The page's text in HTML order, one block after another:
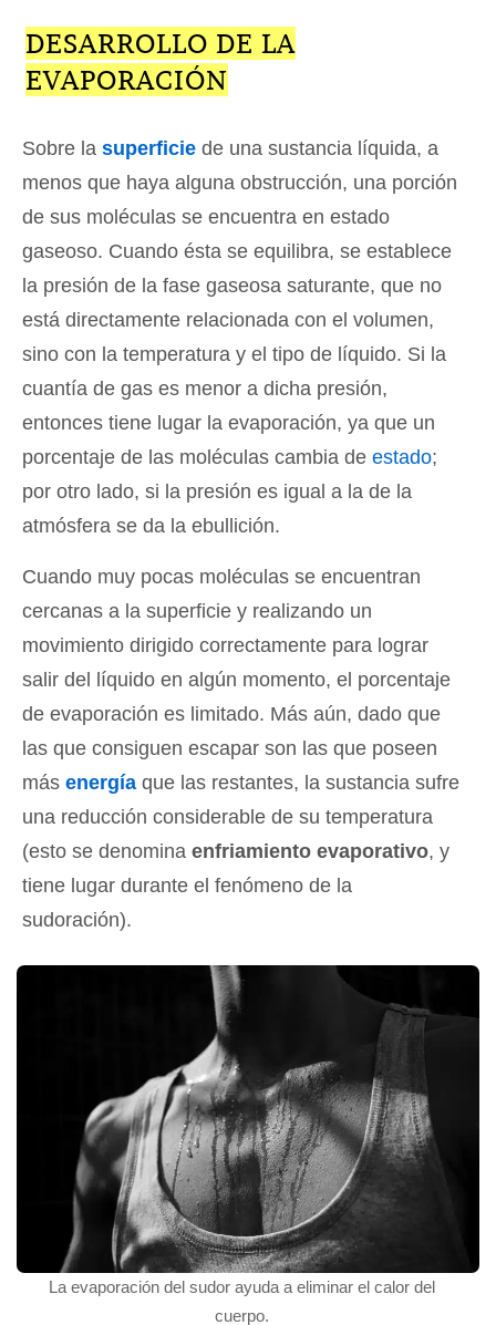
DESARROLLO DE LA
EVAPORACIÓN
Sobre la superficie de una sustancia líquida, a
menos que haya alguna obstrucción, una porción
de sus moléculas se encuentra en estado
gaseoso. Cuando ésta se equilibra, se establece
la presión de la fase gaseosa saturante, que no
está directamente relacionada con el volumen,
sino con la temperatura y el tipo de líquido. Si la
cuantía de gas es menor a dicha presión,
entonces tiene lugar la evaporación, ya que un
porcentaje de las moléculas cambia de estado;
por otro lado, si la presión es igual a la de la
atmósfera se da la ebullición.
Cuando muy pocas moléculas se encuentran
cercanas a la superficie y realizando un
movimiento dirigido correctamente para lograr
salir del líquido en algún momento, el porcentaje
de evaporación es limitado. Más aún, dado que
las que consiguen escapar son las que poseen
más energía que las restantes, la sustancia sufre
una reducción considerable de su temperatura
(esto se denomina enfriamiento evaporativo, y
tiene lugar durante el fenómeno de la
sudoración).
La evaporación del sudor ayuda a eliminar el calor del
cuerpo.